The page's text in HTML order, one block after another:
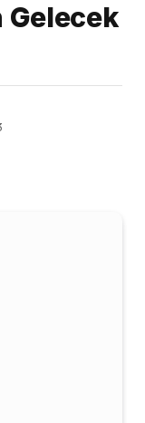
Gelecek